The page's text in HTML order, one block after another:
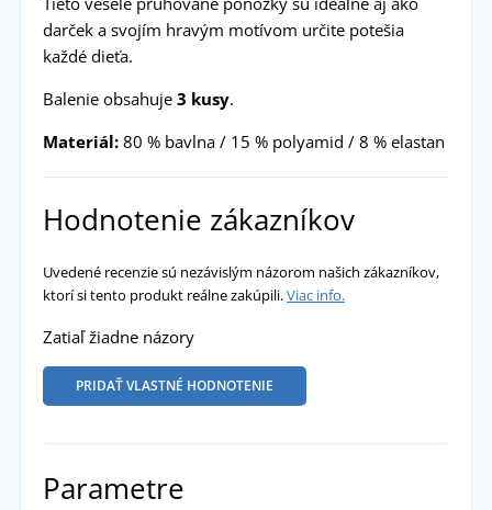
darček a svojím hravým motívom určite potešia
každé dieťa.
Balenie obsahuje 3 kusy.
Materiál:80 % bavlna / 15 % polyamid / 8 % elastan
Hodnotenie zákazníkov
Uvedené recenzie sú nezávislým názorom našich zákazníkov,
ktorí si tento produkt reálne zakúpili.Viac info.
Zatiaľ žiadne názory
PRIDAŤ VLASTNÉ HODNOTENIE
Parametre